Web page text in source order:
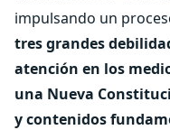
impulsando un
tres grandes
atención en los
una Nueva
y contenidos